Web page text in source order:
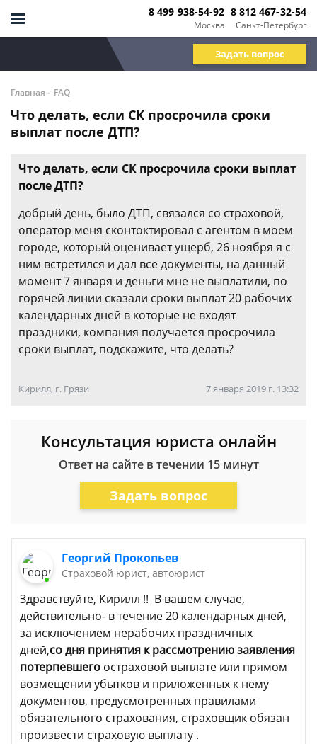
Москва
8 499 938-54-92
Санкт-Петербург
8 812 467-32-54
Задать вопрос
Главная - FAQ
Что делать, если СК просрочила сроки
выплат после ДТП?
Что делать, если СК просрочила сроки выплат
после ДТП?
добрый день, было ДТП, связался со страховой,
оператор меня сконтоктировал с агентом в моем
городе, который оценивает ущерб, 26 ноября я с
ним встретился и дал все документы, на данный
момент 7 января и деньги мне не выплатили, по
горячей линии сказали сроки выплат 20 рабочих
календарных дней в которые не входят
праздники, компания получается просрочила
сроки выплат, подскажите, что делать?
Кирилл, г. Грязи 7 января 2019 г. 13:32
Консультация юриста онлайн
Ответ на сайте в течении 15 минут
Задать вопрос
Георгий Прокопьев
Страховой юрист, автоюрист
Здравствуйте, Кирилл !! В вашем случае,
действительно- в течение 20 календарных дней,
за исключением нерабочих праздничных
дней,со дня принятия к рассмотрению заявления
потерпевшего остраховой выплате или прямом
возмещении убытков и приложенных к нему
документов, предусмотренных правилами
обязательного страхования, страховщик обязан
произвести страховую выплату .